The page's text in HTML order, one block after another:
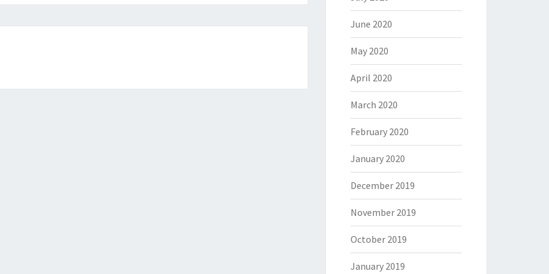
June 2020
May 2020
April 2020
March 2020
February 2020
January 2020
December 2019
November 2019
October 2019
January 2019